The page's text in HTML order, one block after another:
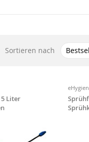
Sortieren nach
Liter